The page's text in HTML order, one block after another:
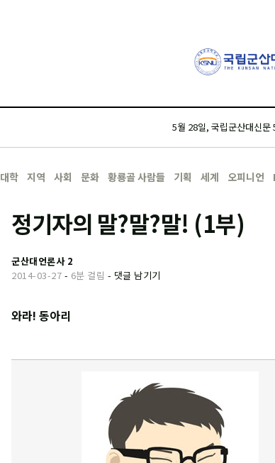
5월 28일, 국립군산대신문
대학 지역 사회 문화 황룡골 사람들 기획 세계 오피니언
정기자의 말?말?말! (1부)
군산대언론사 2
2014-03-27 - 6분 걸림 - 댓글 남기기
와라! 동아리